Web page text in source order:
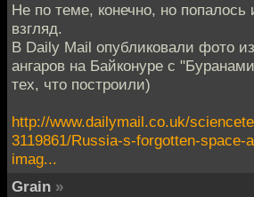
Не по теме, конечно, но попалось
взгляд.
В Daily Mail опубликовали фото
ангаров на Байконуре с
тех, что построили)
http://www.dailymail.co.uk/
3119861/Russia-s-forgotten-space-
imag...
Grain »